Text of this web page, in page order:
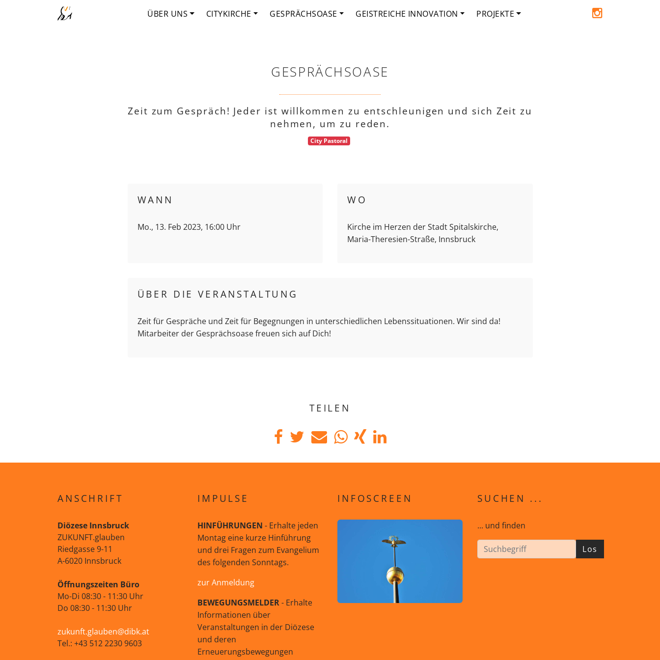
ÜBER UNS CITYKIRCHE GESPRÄCHSOASE GEISTREICHE INNOVATION PROJEKTE
GESPRÄCHSOASE
Zeit zum Gespräch! Jeder ist willkommen zu entschleunigen und sich Zeit zu
nehmen, um zu reden.
City Pastoral
WANN
Mo., 13. Feb 2023, 16:00 Uhr
WO
Kirche im Herzen der Stadt Spitalskirche,
Maria-Theresien-Straße, Innsbruck
ÜBER DIE VERANSTALTUNG
Zeit für Gespräche und Zeit für Begegnungen in unterschiedlichen Lebenssituationen. Wir sind da!
Mitarbeiter der Gesprächsoase freuen sich auf Dich!
TEILEN
ANSCHRIFT
Diözese Innsbruck
ZUKUNFT.glauben
Riedgasse 9-11
A-6020 Innsbruck
Öffnungszeiten Büro
Mo-Di 08:30 - 11:30 Uhr
Do 08:30 - 11:30 Uhr
zukunft.glauben@dibk.at
Tel.: +43 512 2230 9603
IMPULSE
HINFÜHRUNGEN - Erhalte jeden
Montag eine kurze Hinführung
und drei Fragen zum Evangelium
des folgenden Sonntags.
zur Anmeldung
BEWEGUNGSMELDER- Erhalte
Informationen über
Veranstaltungen in der Diözese
und deren
Erneuerungsbewegungen
INFOSCREEN SUCHEN ...
... und finden
Los